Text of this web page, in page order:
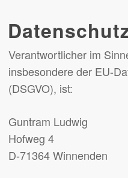
Verantwortlicher im
insbesondere der EU-
(DSGVO), ist:
Guntram Ludwig
Hofweg 4
D-71364 Winnenden